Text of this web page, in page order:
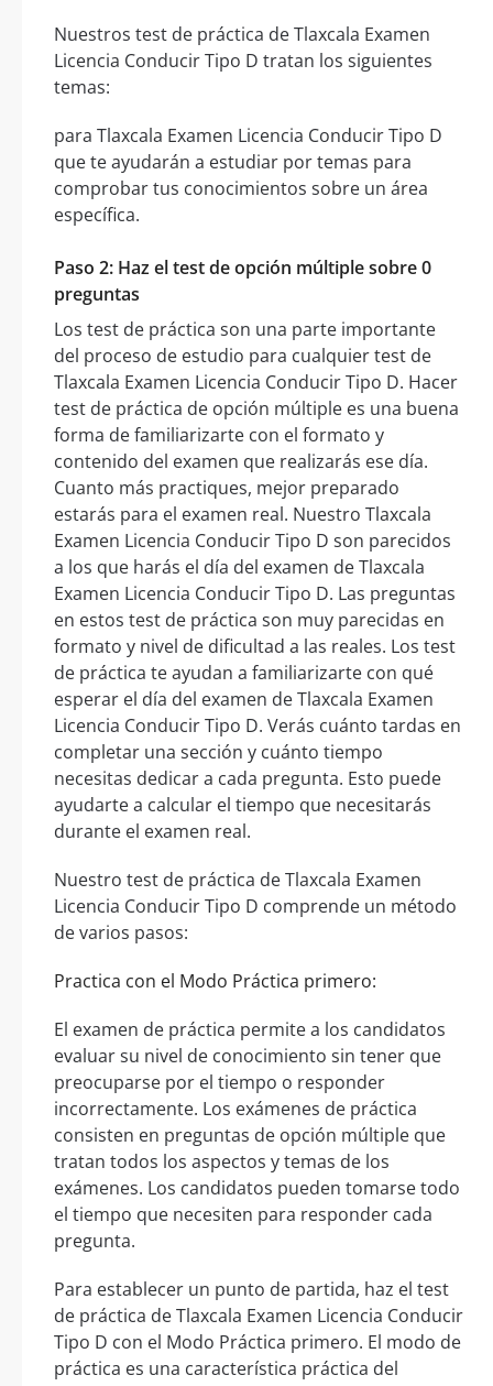
Nuestros test de práctica de Tlaxcala Examen
Licencia Conducir Tipo D tratan los siguientes
temas:
para Tlaxcala Examen Licencia Conducir Tipo D
que te ayudarán a estudiar por temas para
comprobar tus conocimientos sobre un área
específica.
Paso 2: Haz el test de opción múltiple sobre 0
preguntas
Los test de práctica son una parte importante
del proceso de estudio para cualquier test de
Tlaxcala Examen Licencia Conducir Tipo D. Hacer
test de práctica de opción múltiple es una buena
forma de familiarizarte con el formato y
contenido del examen que realizarás ese día.
Cuanto más practiques, mejor preparado
estarás para el examen real. Nuestro Tlaxcala
Examen Licencia Conducir Tipo D son parecidos
a los que harás el día del examen de Tlaxcala
Examen Licencia Conducir Tipo D. Las preguntas
en estos test de práctica son muy parecidas en
formato y nivel de dificultad a las reales. Los test
de práctica te ayudan a familiarizarte con qué
esperar el día del examen de Tlaxcala Examen
Licencia Conducir Tipo D. Verás cuánto tardas en
completar una sección y cuánto tiempo
necesitas dedicar a cada pregunta. Esto puede
ayudarte a calcular el tiempo que necesitarás
durante el examen real.
Nuestro test de práctica de Tlaxcala Examen
Licencia Conducir Tipo D comprende un método
de varios pasos:
Practica con el Modo Práctica primero:
El examen de práctica permite a los candidatos
evaluar su nivel de conocimiento sin tener que
preocuparse por el tiempo o responder
incorrectamente. Los exámenes de práctica
consisten en preguntas de opción múltiple que
tratan todos los aspectos y temas de los
exámenes. Los candidatos pueden tomarse todo
el tiempo que necesiten para responder cada
pregunta.
Para establecer un punto de partida, haz el test
de práctica de Tlaxcala Examen Licencia Conducir
Tipo D con el Modo Práctica primero. El modo de
práctica es una característica práctica del